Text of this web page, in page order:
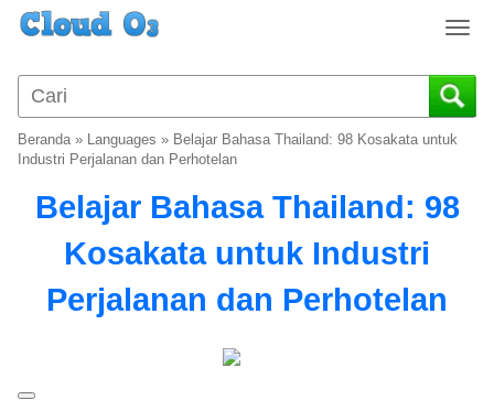
T
g
g
a
Beranda» Languages » Belajar Bahasa Thailand: 98 Kosakata untuk
Industri Perjalanan dan Perhotelan
Belajar Bahasa Thailand: 98
Kosakata untuk Industri
Perjalanan dan Perhotelan